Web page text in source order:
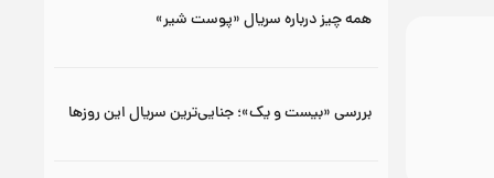
همه چیز درباره سریال «پوست شیر»
بررسی «بیست و یک»؛ جنایی‌ترین سریال این روزها